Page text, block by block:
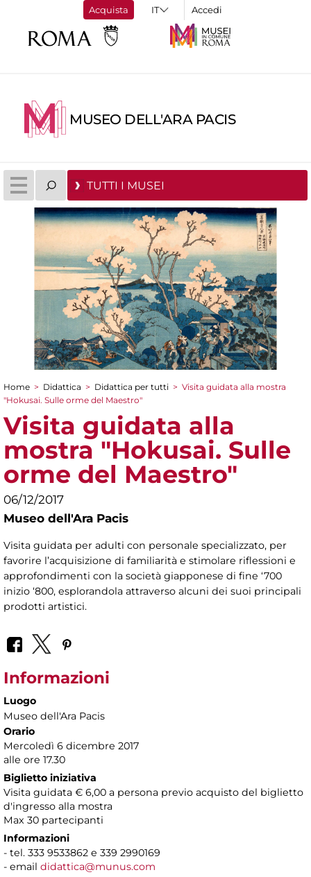
Acquista Accedi
MUSEO DELL'ARA PACIS
TUTTI I MUSEI
Tu sei qui
Home > Didattica > Didattica per tutti > Visita guidata alla mostra
"Hokusai. Sulle orme del Maestro"
Visita guidata alla
mostra "Hokusai. Sulle
orme del Maestro"
06/12/2017
Museo dell'Ara Pacis
Visita guidata per adulti con personale specializzato, per
favorire l’acquisizione di familiarità e stimolare riflessioni e
approfondimenti con la società giapponese di fine ‘700
inizio ‘800, esplorandola attraverso alcuni dei suoi principali
prodotti artistici.
Informazioni
Luogo
Museo dell'Ara Pacis
Orario
Mercoledì 6 dicembre 2017
alle ore 17.30
Biglietto iniziativa
Visita guidata € 6,00 a persona previo acquisto del biglietto
d'ingresso alla mostra
Max 30 partecipanti
Informazioni
- tel. 333 9533862 e 339 2990169
- email didattica@munus.com